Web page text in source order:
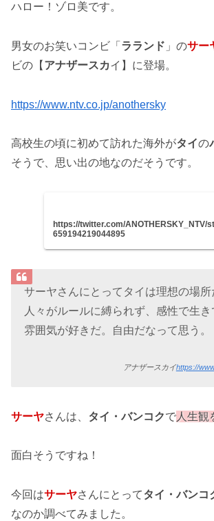
ハロー！ゾロ美です。
男女のお笑いコンビ「 ラランド 」のサー
ビの【 アナザースカイ】に登場。
https://www.ntv.co.jp/anothersky
高校生の頃に初めて訪れた海外がタイの
そうで、思い出の地なのだそうです。
https://twitter.com/ANOTHERSKY_NTV/
659194219044895
サーヤさんにとってタイは理想の場所
人々がルールに縛られず、感性で生
雰囲気が好きだ。自由だなって思う。
アナザースカイhttps://
サーヤさんは、 タイ・バンコクで 人生観
面白そうですね！
今回はサーヤさんにとってタイ・バンコ
なのか調べてみました。